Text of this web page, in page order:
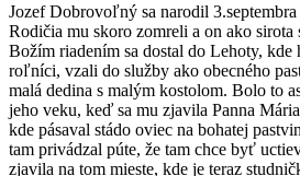
Jozef Dobrovoľný sa narodil
Rodičia mu skoro zomreli a on ako sirota
Božím riadením sa dostal do Lehoty, kde
roľníci, vzali do služby ako obecného
malá dedina s malým kostolom. Bolo to
jeho veku, keď sa mu zjavila Panna
kde pásaval stádo oviec na bohatej
tam privádzal púte, že tam chce byť
zjavila na tom mieste, kde je teraz